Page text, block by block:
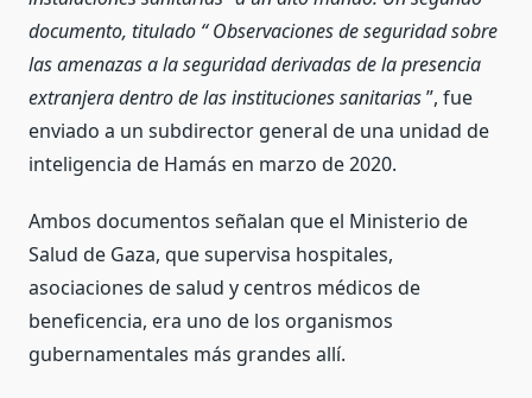
documento, titulado “ Observaciones de seguridad sobre
las amenazas a la seguridad derivadas de la presencia
extranjera dentro de las instituciones sanitarias”, fue
enviado a un subdirector general de una unidad de
inteligencia de Hamás en marzo de 2020.
Ambos documentos señalan que el Ministerio de
Salud de Gaza, que supervisa hospitales,
asociaciones de salud y centros médicos de
beneficencia, era uno de los organismos
gubernamentales más grandes allí.